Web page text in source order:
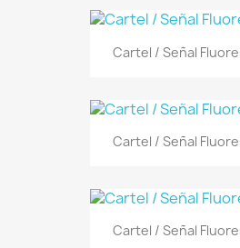
Cartel / Señal
Cartel / Señal
Cartel / Señal